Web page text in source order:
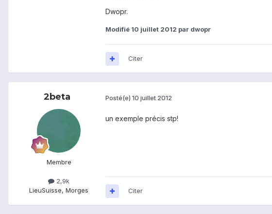
Dwopr.
Modifié 10 juillet 2012 par dwopr
Citer
2beta
Membre
2,9k
LieuSuisse, Morges
Posté(e) 10 juillet 2012
un exemple précis stp!
Citer